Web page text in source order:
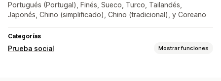
Portugués (Portugal), Finés, Sueco, Turco, Tailandés,
Japonés, Chino (simplificado), Chino (tradicional), y Coreano
Categorías
Prueba social Mostrar funciones